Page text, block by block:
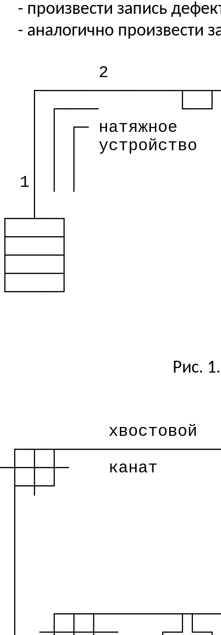
- произвести запись
- аналогично произвести
2
│ ┌────
└──┘
│ │ ┌─ натяжное
устройство
1│ │ │
┌──┴──┐
├─────┤
├─────┤
├─────┤
└─────┘
Рис.
хвостовой
─┼─┼─┼─
канат
├─┼─┘